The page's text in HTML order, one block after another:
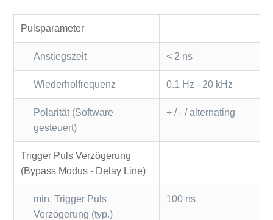
Pulsparameter
Anstiegszeit < 2 ns
Wiederholfrequenz 0.1 Hz - 20 kHz
Polarität (Software
gesteuert)
+ / - / alternating
Trigger Puls Verzögerung
(Bypass Modus - Delay Line)
min. Trigger Puls
Verzögerung (typ.)
100 ns